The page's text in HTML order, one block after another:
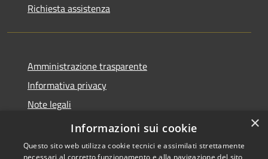
Richiesta assistenza
Amministrazione trasparente
Informativa privacy
Note legali
Dichiarazione di accessibilità
×
Informazioni sui cookie
Questo sito web utilizza cookie tecnici e assimilati strettamente
necessari al corretto funzionamento e alla navigazione del sito,